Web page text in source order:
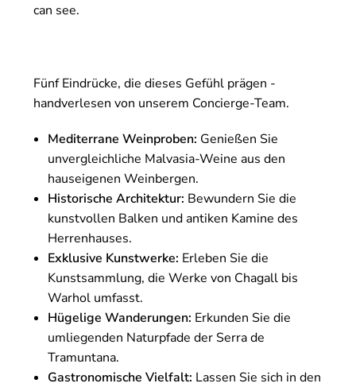
can see.
Fünf Eindrücke, die dieses Gefühl prägen -
handverlesen von unserem Concierge-Team.
Mediterrane Weinproben: Genießen Sie
unvergleichliche Malvasia-Weine aus den
hauseigenen Weinbergen.
Historische Architektur: Bewundern Sie die
kunstvollen Balken und antiken Kamine des
Herrenhauses.
Exklusive Kunstwerke: Erleben Sie die
Kunstsammlung, die Werke von Chagall bis
Warhol umfasst.
Hügelige Wanderungen: Erkunden Sie die
umliegenden Naturpfade der Serra de
Tramuntana.
Gastronomische Vielfalt: Lassen Sie sich in den